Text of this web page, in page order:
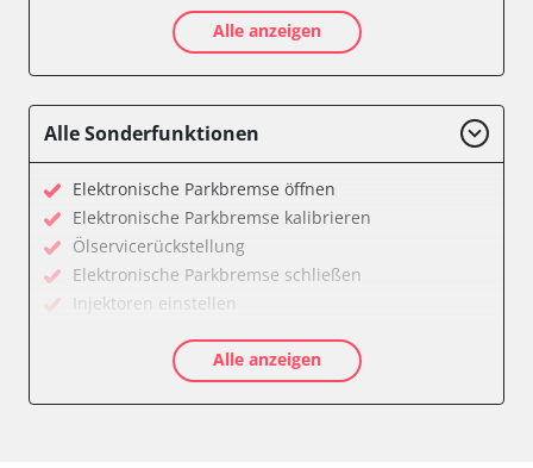
Informationsanzeige
Radio
Telefon-/Notruf-System
Wegfahrsperre
Zentralelektronik
Verfügbarkeit abhängig von Modell, Motorisierung, Ausstattung
Alle anzeigen
Alle Sonderfunktionen
Elektronische Parkbremse öffnen
Elektronische Parkbremse kalibrieren
Ölservicerückstellung
Elektronische Parkbremse schließen
Injektoren einstellen
Verfügbarkeit abhängig von Modell, Motorisierung, Ausstattung
Alle anzeigen